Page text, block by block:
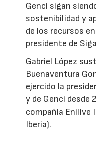
Genci sigan
sostenibilidad y
de los recursos
presidente de
Gabriel López
Buenaventura
ejercido la
y de Genci desde
compañía Enilive
Iberia).